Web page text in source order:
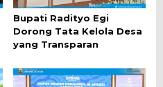
Bupati Radityo Egi
Dorong Tata Kelola Desa
yang Transparan